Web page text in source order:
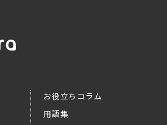
お役立ちコラム
用語集